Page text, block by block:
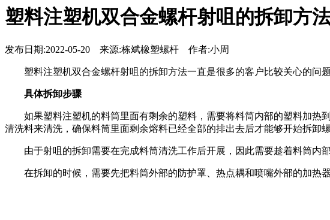
塑料注塑机双合金螺杆射咀的拆卸方
发布日期:2022-05-20 来源:栋斌橡塑螺杆 作者:小周
塑料注塑机双合金螺杆射咀的拆卸方法一直是很多的客户比较关心的问
具体拆卸步骤
如果塑料注塑机的料筒里面有剩余的塑料，需要将料筒内部的塑料加热
清洗料来清洗，确保料筒里面剩余熔料已经全部的排出去后才能够开始拆卸螺
由于射咀的拆卸需要在完成料筒清洗工作后开展，因此需要趁着料筒内部
在拆卸的时候，需要先把料筒外部的防护罩、热点耦和喷嘴外部的加热